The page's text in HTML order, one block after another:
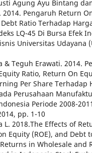
Agung Ayu Bintang
Pengaruh Return
Ratio Terhadap
LQ-45 Di Bursa Efek
Universitas Udayana
& Teguh Erawati. 2014.
Ratio, Return On
Per Share Terhadap
Perusahaan
Periode 2008-
pp. 1-10
L. 2018.The Effects of
Equity (ROE), and Debt
Returns in Wholesale and